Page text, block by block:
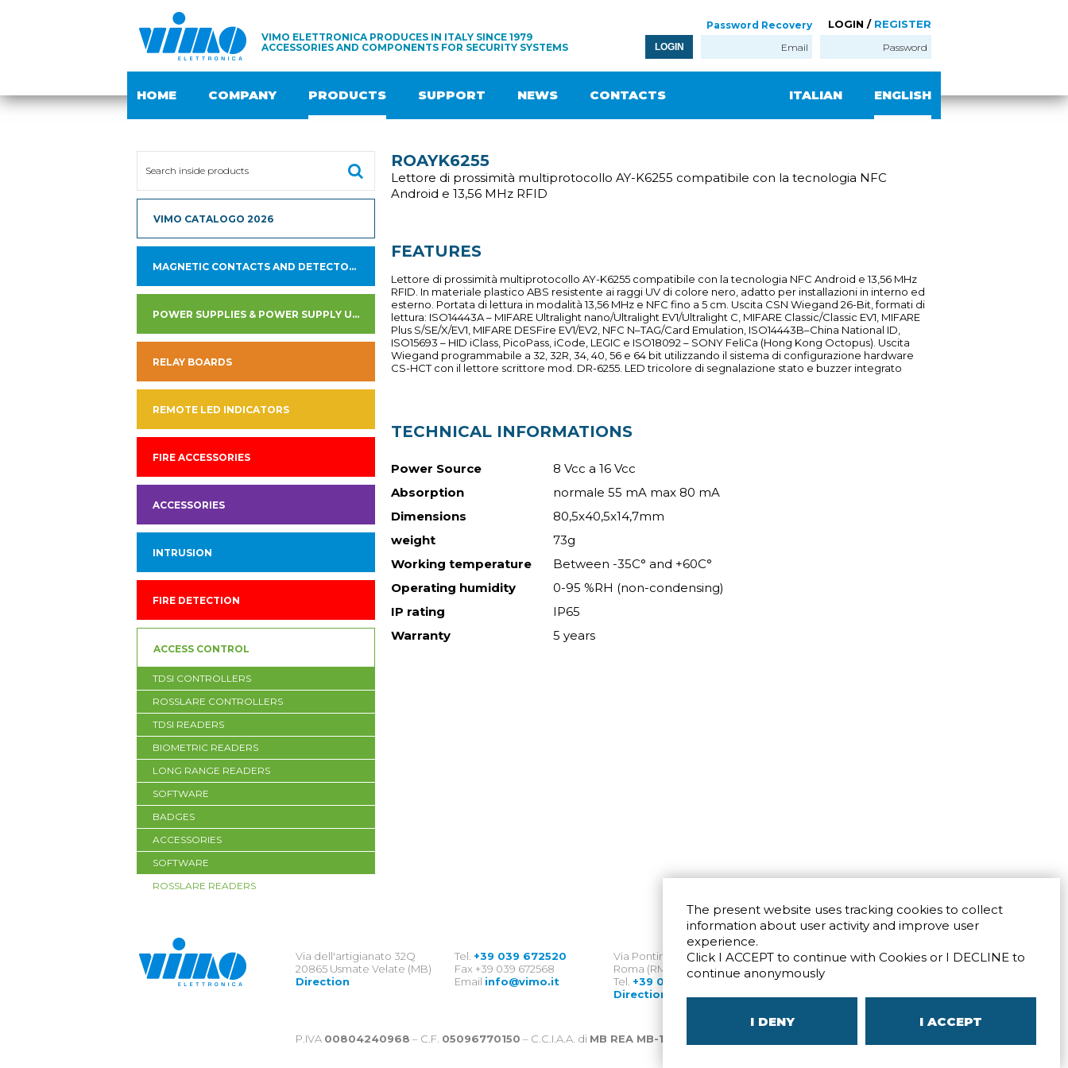
The present website uses tracking cookies to collect
information about user activity and improve user
experience.
Click I ACCEPT to continue with Cookies or I DECLINE to
continue anonymously
I DENY I ACCEPT
VIMO ELETTRONICA PRODUCES IN ITALY SINCE 1979
ACCESSORIES AND COMPONENTS FOR SECURITY SYSTEMS
LOGIN / REGISTER
Password Recovery
LOGIN
HOME COMPANY PRODUCTS SUPPORT NEWS CONTACTS ENGLISH
ITALIAN
VIMO CATALOGO 2026
MAGNETIC CONTACTS AND DETECTORS
POWER SUPPLIES & POWER SUPPLY UNITS
RELAY BOARDS
REMOTE LED INDICATORS
FIRE ACCESSORIES
ACCESSORIES
INTRUSION
FIRE DETECTION
ACCESS CONTROL
TDSI CONTROLLERS
ROSSLARE CONTROLLERS
TDSI READERS
BIOMETRIC READERS
LONG RANGE READERS
SOFTWARE
BADGES
ACCESSORIES
SOFTWARE
ROSSLARE READERS
ROAYK6255
Lettore di prossimità multiprotocollo AY-K6255 compatibile con la tecnologia NFC
Android e 13,56 MHz RFID
FEATURES
Lettore di prossimità multiprotocollo AY-K6255 compatibile con la tecnologia NFC Android e 13,56 MHz
RFID. In materiale plastico ABS resistente ai raggi UV di colore nero, adatto per installazioni in interno ed
esterno. Portata di lettura in modalità 13,56 MHz e NFC fino a 5 cm. Uscita CSN Wiegand 26-Bit, formati di
lettura: ISO14443A – MIFARE Ultralight nano/Ultralight EV1/Ultralight C, MIFARE Classic/Classic EV1, MIFARE
Plus S/SE/X/EV1, MIFARE DESFire EV1/EV2, NFC N–TAG/Card Emulation, ISO14443B–China National ID,
ISO15693 – HID iClass, PicoPass, iCode, LEGIC e ISO18092 – SONY FeliCa (Hong Kong Octopus). Uscita
Wiegand programmabile a 32, 32R, 34, 40, 56 e 64 bit utilizzando il sistema di configurazione hardware
CS-HCT con il lettore scrittore mod. DR-6255. LED tricolore di segnalazione stato e buzzer integrato
TECHNICAL INFORMATIONS
Power Source
8 Vcc a 16 Vcc
Absorption
normale 55 mA max 80 mA
Dimensions
80,5x40,5x14,7mm
weight
73g
Working temperature
Between -35C° and +60C°
Operating humidity
0-95 %RH (non-condensing)
IP rating
IP65
Warranty
5 years
Via dell'artigianato 32Q
20865 Usmate Velate (MB)
Direction
Tel. +39 039 672520
Fax +39 039 672568
Email info@vimo.it
Via Pontina 583
Roma (RM) 00128
Tel. +39 06 80079273
Direction
Via San Crispino 64
Padova (PD) 35129
Tel. +39 039 672520
P.IVA 00804240968 – C.F. 05096770150 – C.C.I.A.A. di MB REA MB-1176225